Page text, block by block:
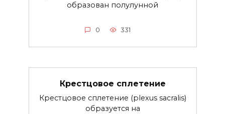
образован полулунной
0 331
Крестцовое сплетение
Крестцовое сплетение (plexus sacralis)
образуется на